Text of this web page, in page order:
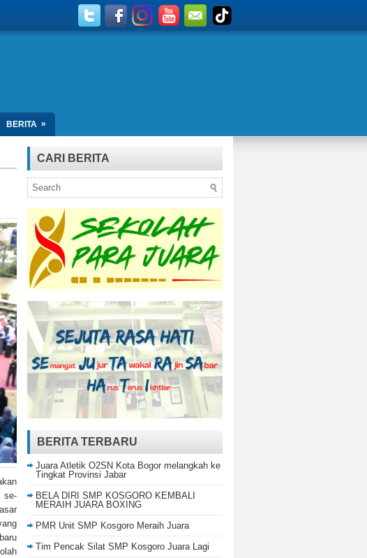
BERITA »
se-
CARI BERITA
BERITA TERBARU
Juara Atletik O2SN Kota Bogor melangkah ke
Tingkat Provinsi Jabar
BELA DIRI SMP KOSGORO KEMBALI
MERAIH JUARA BOXING
PMR Unit SMP Kosgoro Meraih Juara
Tim Pencak Silat SMP Kosgoro Juara Lagi